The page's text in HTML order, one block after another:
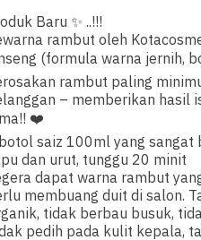
Baru ✨ ..!!!
rambut oleh
(formula warna jernih,
rambut paling
– memberikan hasil
❤️
saiz 100ml yang sangat
dan urut, tunggu 20 minit
dapat warna rambut
membuang duit di salon.
tidak berbau busuk,
pedih pada kulit kepala,